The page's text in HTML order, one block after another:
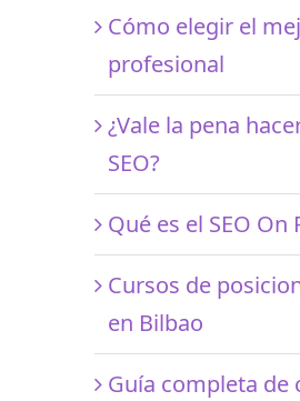
Cómo elegir el
profesional
¿Vale la pena
SEO?
Qué es el SEO On
Cursos de
en Bilbao
Guía completa de